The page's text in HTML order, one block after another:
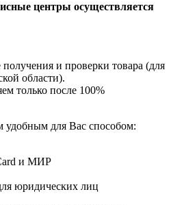
центры осуществляется
и проверки товара (для
области).
только после 100%
для Вас способом:
и МИР
юридических лиц